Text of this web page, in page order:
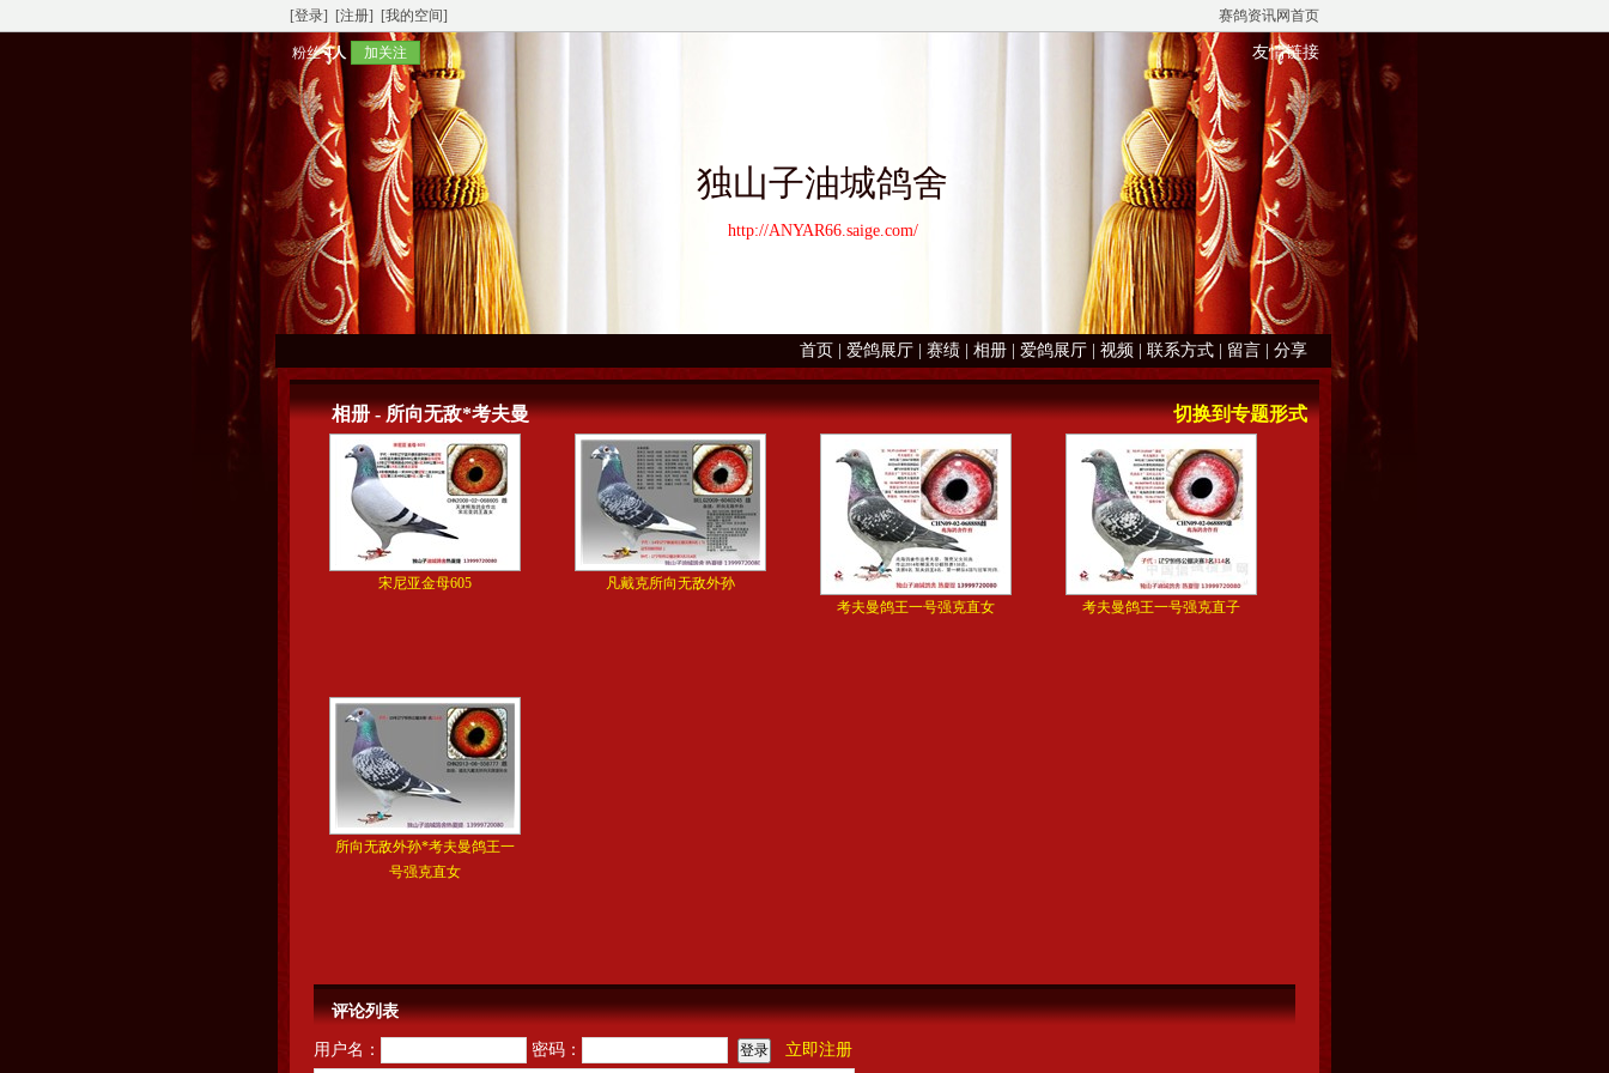
[登录] [注册] [我的空间] 赛鸽资讯网首页
粉丝4人 加关注 友情链接
独山子油城鸽舍
http://ANYAR66.saige.com/
首页 爱鸽展厅 赛绩 相册 爱鸽展厅 视频 联系方式 留言 分享
相册 - 所向无敌*考夫曼 切换到专题形式
宋尼亚金母605
凡戴克所向无敌外孙
考夫曼鸽王一号强克直女
考夫曼鸽王一号强克直子
所向无敌外孙*考夫曼鸽王一
号强克直女
评论列表
用户名： 密码： 立即注册